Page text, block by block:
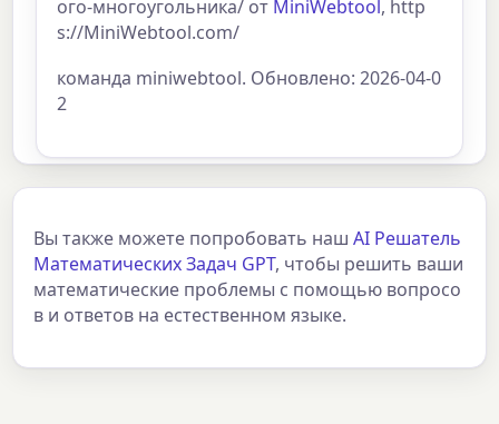
ого-многоугольника/ от MiniWebtool, http
s://MiniWebtool.com/
команда miniwebtool. Обновлено: 2026-04-0
2
Вы также можете попробовать нашAI Решатель
Математических Задач GPT, чтобы решить ваши
математические проблемы с помощью вопросо
в и ответов на естественном языке.